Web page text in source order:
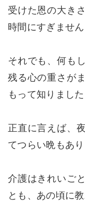
受けた恩の大き
時間にすぎません
それでも、何も
残る心の重さが
もって知りました
正直に言えば、
てつらい晩もあり
介護はきれいご
とも、あの頃に